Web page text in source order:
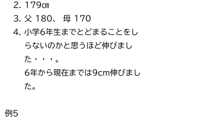
179㎝
父 180、 母 170
小学6年生までとどまることをし
らないのかと思うほど伸びまし
た・・・。
6年から現在までは9cm伸びまし
た。
例5